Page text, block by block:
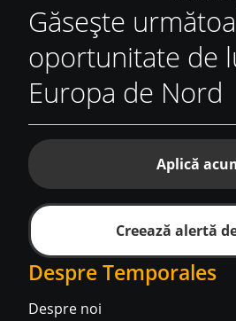
Găsește
oportunitate de
Europa de Nord
Aplică
Creează alertă
Despre Temporales
Despre noi